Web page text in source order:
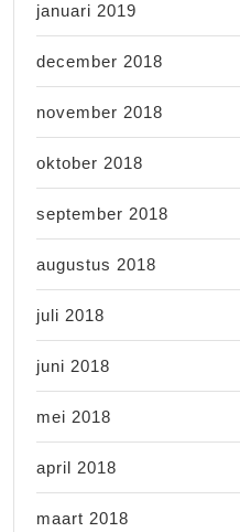
januari 2019
december 2018
november 2018
oktober 2018
september 2018
augustus 2018
juli 2018
juni 2018
mei 2018
april 2018
maart 2018